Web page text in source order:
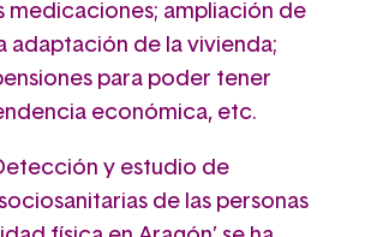
medicaciones; ampliación de
adaptación de la vivienda;
para poder tener
económica, etc.
y estudio de
de las personas